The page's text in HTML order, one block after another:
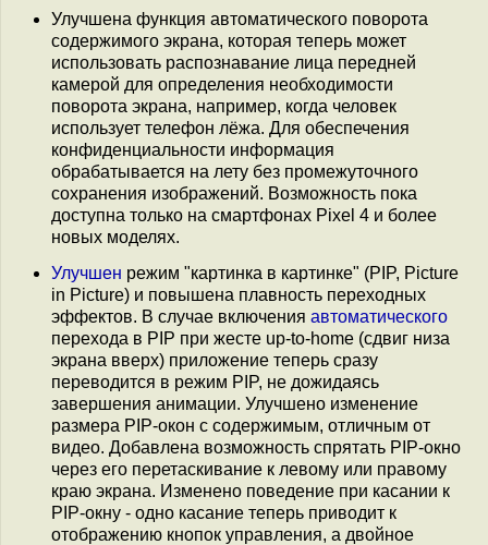
Улучшена функция автоматического поворота
содержимого экрана, которая теперь может
использовать распознавание лица передней
камерой для определения необходимости
поворота экрана, например, когда человек
использует телефон лёжа. Для обеспечения
конфиденциальности информация
обрабатывается на лету без промежуточного
сохранения изображений. Возможность пока
доступна только на смартфонах Pixel 4 и более
новых моделях.
Улучшен режим "картинка в картинке" (PIP, Picture
in Picture) и повышена плавность переходных
эффектов. В случае включения автоматического
перехода в PIP при жесте up-to-home (сдвиг низа
экрана вверх) приложение теперь сразу
переводится в режим PIP, не дожидаясь
завершения анимации. Улучшено изменение
размера PIP-окон с содержимым, отличным от
видео. Добавлена возможность спрятать PIP-окно
через его перетаскивание к левому или правому
краю экрана. Изменено поведение при касании к
PIP-окну - одно касание теперь приводит к
отображению кнопок управления, а двойное